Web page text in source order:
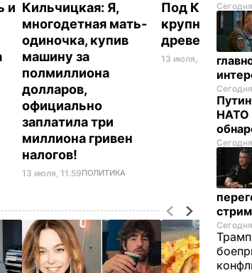
и Кильчицкая: Я,
многодетная мать-
одиночка, купив
машину за
полмиллиона
долларов,
официально
заплатила три
миллиона гривен
налогов!
13 июля, 11.59ПОЛИТИКА
Под Киевом
крупный
древесины
13 июля, 09.57
НАТО